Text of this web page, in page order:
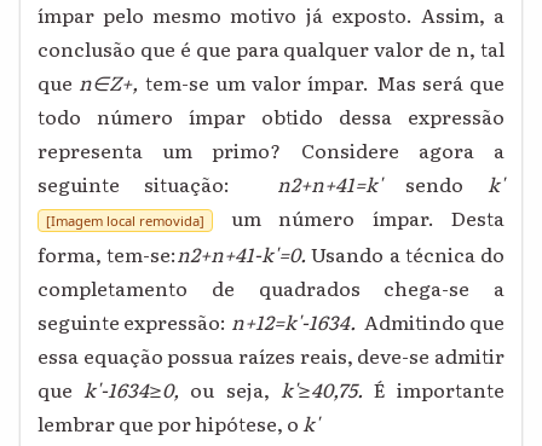
ímpar pelo mesmo motivo já exposto. Assim, a
conclusão que é que para qualquer valor de n, tal
que n∈Z+, tem-se um valor ímpar. Mas será que
todo número ímpar obtido dessa expressão
representa um primo? Considere agora a
seguinte situação: n2+n+41=k'sendo k'
[Imagem local removida]
um número ímpar. Desta
forma, tem-se:n2+n+41-k'=0. Usando a técnica do
completamento de quadrados chega-se a
seguinte expressão: n+12=k'-1634. Admitindo que
essa equação possua raízes reais, deve-se admitir
que k'-1634≥0, ou seja, k'≥40,75. É importante
lembrar que por hipótese, o k'